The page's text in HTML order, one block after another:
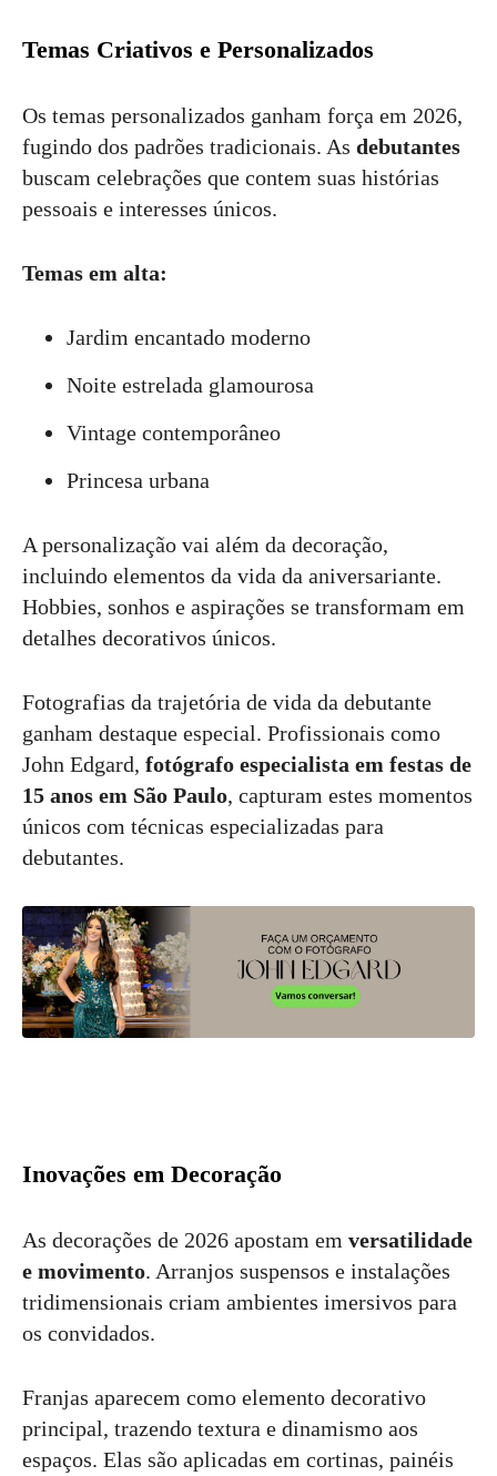
Temas Criativos e Personalizados
Os temas personalizados ganham força em 2026,
fugindo dos padrões tradicionais. As debutantes
buscam celebrações que contem suas histórias
pessoais e interesses únicos.
Temas em alta:
Jardim encantado moderno
Noite estrelada glamourosa
Vintage contemporâneo
Princesa urbana
A personalização vai além da decoração,
incluindo elementos da vida da aniversariante.
Hobbies, sonhos e aspirações se transformam em
detalhes decorativos únicos.
Fotografias da trajetória de vida da debutante
ganham destaque especial. Profissionais como
John Edgard, fotógrafo especialista em festas de
15 anos em São Paulo, capturam estes momentos
únicos com técnicas especializadas para
debutantes.
Inovações em Decoração
As decorações de 2026 apostam em versatilidade
e movimento. Arranjos suspensos e instalações
tridimensionais criam ambientes imersivos para
os convidados.
Franjas aparecem como elemento decorativo
principal, trazendo textura e dinamismo aos
espaços. Elas são aplicadas em cortinas, painéis